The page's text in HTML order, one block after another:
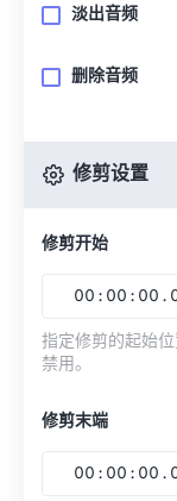
淡出音频
删除音频
修剪设置
修剪开始
00 : 00 : 00 .
指定修剪的起始
禁用。
修剪末端
00 : 00 : 00 .